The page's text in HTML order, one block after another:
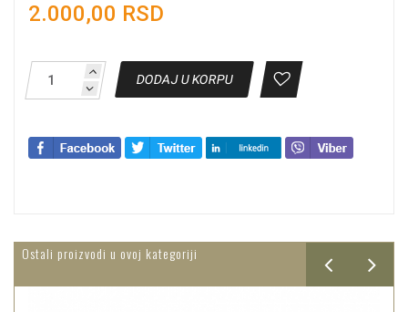
2.000,00 RSD
DODAJ U KORPU
Ostali proizvodi u ovoj kategoriji